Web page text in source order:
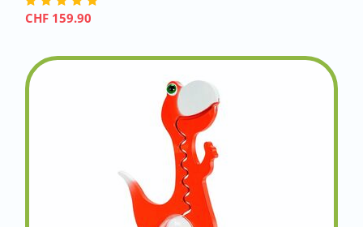
CHF 159.90